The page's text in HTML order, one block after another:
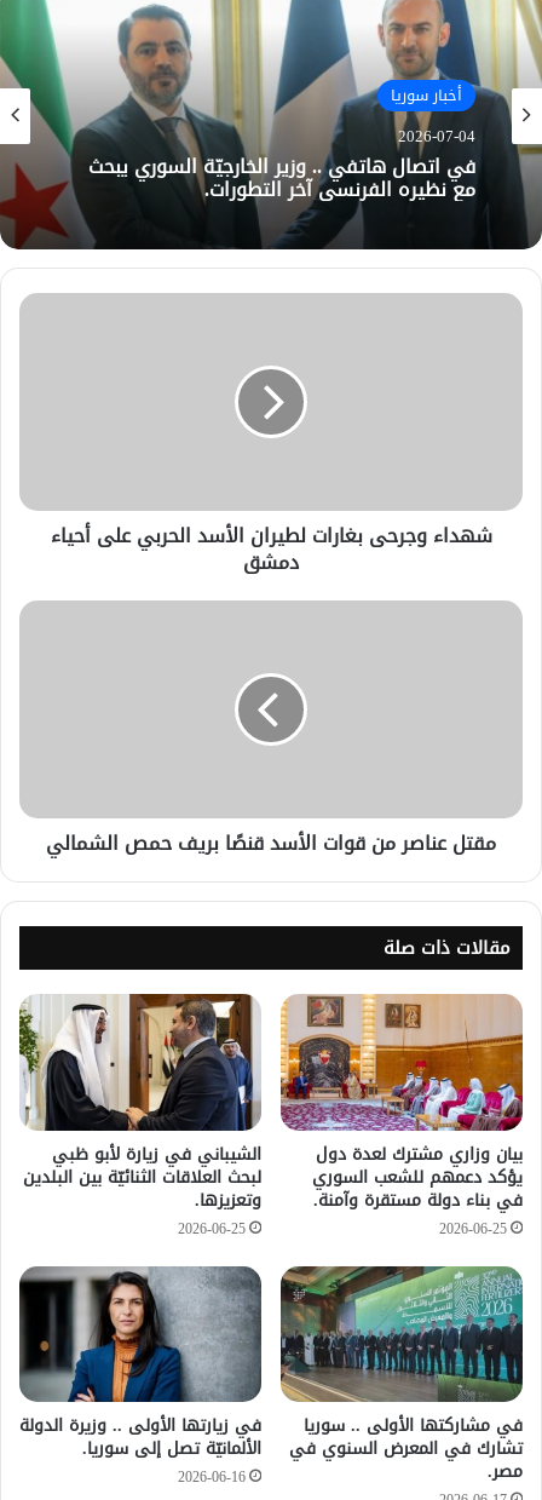
أخبار سوريا
2026-07-04
في اتصال هاتفي .. وزير الخارجيّة السوري يبحث
مع نظيره الفرنسي آخر التطورات.
شهداء وجرحى بغارات لطيران الأسد الحربي على أحياء
دمشق
مقتل عناصر من قوات الأسد قنصًا بريف حمص الشمالي
مقالات ذات صلة
بيان وزاري مشترك لعدة دول
يؤكد دعمهم للشعب السوري
في بناء دولة مستقرة وآمنة.
2026-06-25
الشيباني في زيارة لأبو ظبي
لبحث العلاقات الثنائيّة بين البلدين
وتعزيزها.
2026-06-25
في مشاركتها الأولى .. سوريا
تشارك في المعرض السنوي في
مصر.
في زيارتها الأولى .. وزيرة الدولة
الألمانيّة تصل إلى سوريا.
2026-06-16